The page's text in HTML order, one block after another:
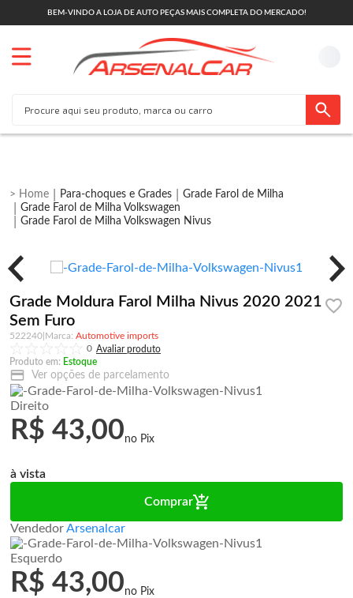
BEM-VINDO A LOJA DE AUTO PEÇAS MAIS COMPLETA DO MERCADO!
Para-choques e Grades
Grade Farol de Milha
Grade Farol de Milha Volkswagen
Grade Farol de Milha Volkswagen Nivus
Grade Moldura Farol Milha Nivus 2020 2021
Sem Furo
522240
Automotive imports
0
Produto em: Estoque
Ver opções de parcelamento
Direito
R$ 43,00
à vista
Comprar
VendedorArsenalcar
Esquerdo
R$ 43,00